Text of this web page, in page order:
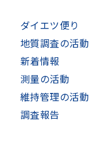
ダイエツ便り
地質調査の活動
新着情報
測量の活動
維持管理の活動
調査報告